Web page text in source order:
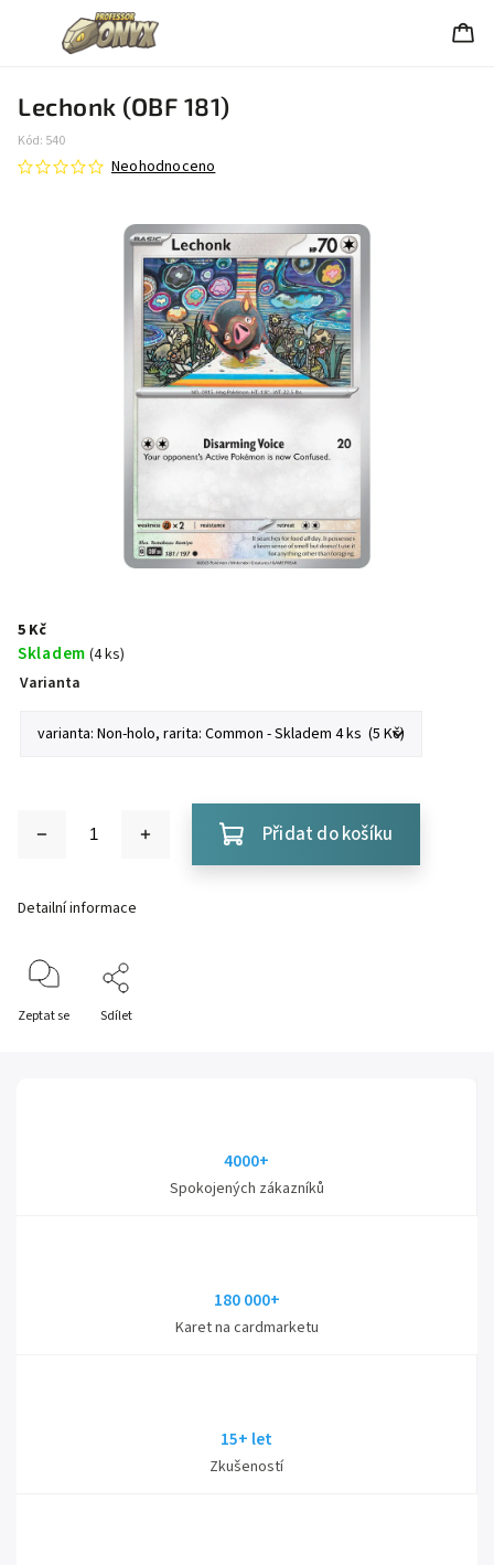
Lechonk (OBF 181)
Kód: 540
Neohodnoceno
5 Kč
Skladem (4 ks)
Varianta
Přidat do košíku
Detailní informace
Zeptat se Sdílet
4000+
Spokojených zákazníků
180 000+
Karet na cardmarketu
15+ let
Zkušeností